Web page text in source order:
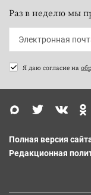
Раз в неделю мы
Я даю согласие на
Полная версия
Редакционная